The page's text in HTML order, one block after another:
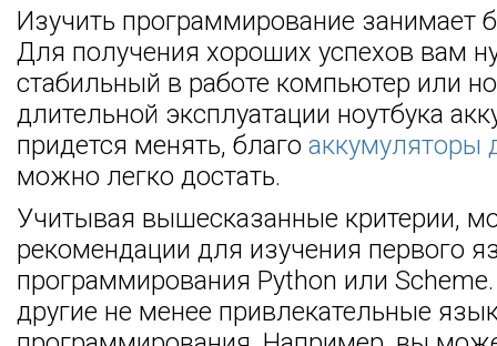
Изучить программирование занимает
Для получения хороших успехов вам
стабильный в работе компьютер или
длительной эксплуатации ноутбука
придется менять, благо аккумуляторы
можно легко достать.
Учитывая вышесказанные критерии,
рекомендации для изучения первого
программирования Python или
другие не менее привлекательные